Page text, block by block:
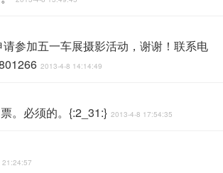
请参加五一车展摄影活动，谢谢！联系电
2013-4-8 14:14:49
。必须的。{:2_31:} 2013-4-8 17:54:35
21:24:57